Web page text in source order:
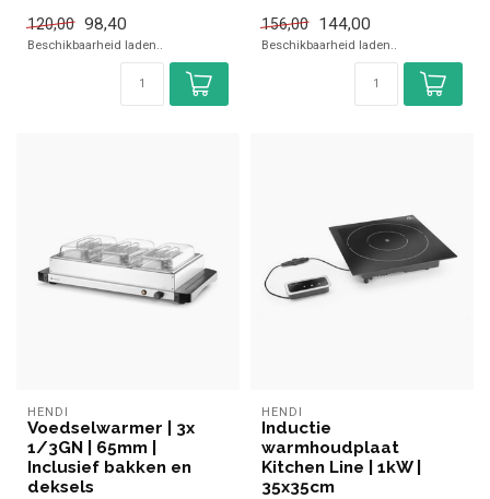
380 mm, hoogte 25 mm
✓ 230 Volt...
120,00 98,40
Beschikbaarheid laden..
156,00
144,00
Beschikbaarheid laden..
HENDI
Voedselwarmer | 3x
1/3GN | 65mm |
Inclusief bakken en
deksels
HENDI
Inductie
warmhoudplaat
Kitchen Line | 1kW |
35x35cm